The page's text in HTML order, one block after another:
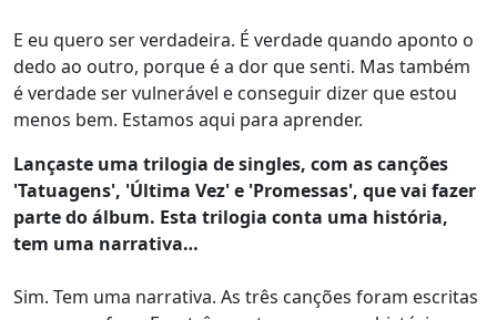
E eu quero ser verdadeira. É verdade quando aponto o
dedo ao outro, porque é a dor que senti. Mas também
é verdade ser vulnerável e conseguir dizer que estou
menos bem. Estamos aqui para aprender.
Lançaste uma trilogia de singles, com as canções
'Tatuagens', 'Última Vez' e 'Promessas', que vai fazer
parte do álbum. Esta trilogia conta uma história,
tem uma narrativa…
Sim. Tem uma narrativa. As três canções foram escritas